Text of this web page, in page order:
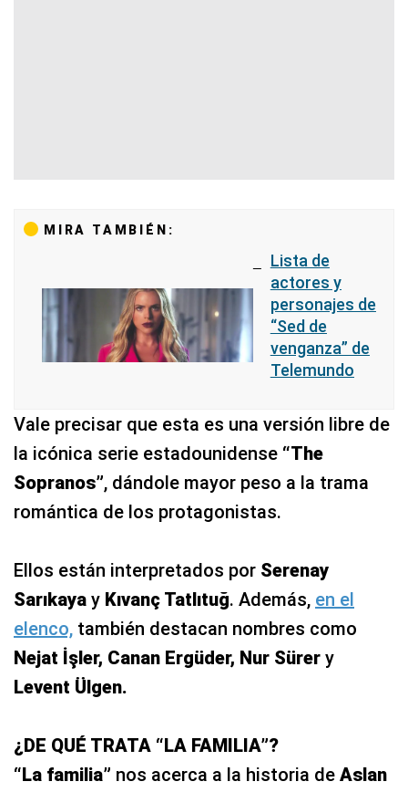
MIRA TAMBIÉN:
Lista de
actores y
personajes de
“Sed de
venganza” de
Telemundo
Vale precisar que esta es una versión libre de
la icónica serie estadounidense “The
Sopranos”, dándole mayor peso a la trama
romántica de los protagonistas.
Ellos están interpretados por Serenay
Sarıkaya y Kıvanç Tatlıtuğ. Además, en el
elenco, también destacan nombres como
Nejat İşler, Canan Ergüder, Nur Sürer y
Levent Ülgen.
¿DE QUÉ TRATA “LA FAMILIA”?
“La familia” nos acerca a la historia de Aslan